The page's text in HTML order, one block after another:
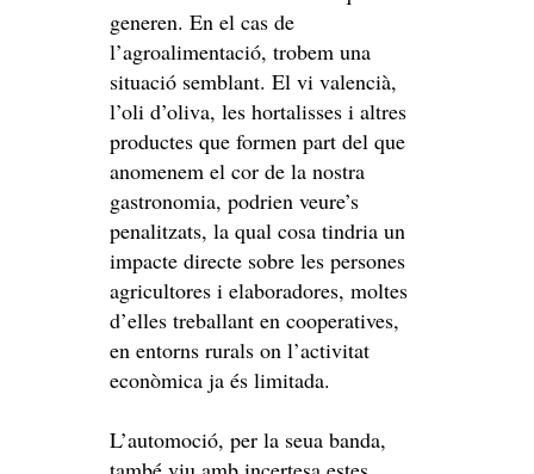
generen. En el cas de
l’agroalimentació, trobem una
situació semblant. El vi valencià,
l’oli d’oliva, les hortalisses i altres
productes que formen part del que
anomenem el cor de la nostra
gastronomia, podrien veure’s
penalitzats, la qual cosa tindria un
impacte directe sobre les persones
agricultores i elaboradores, moltes
d’elles treballant en cooperatives,
en entorns rurals on l’activitat
econòmica ja és limitada.
L’automoció, per la seua banda,